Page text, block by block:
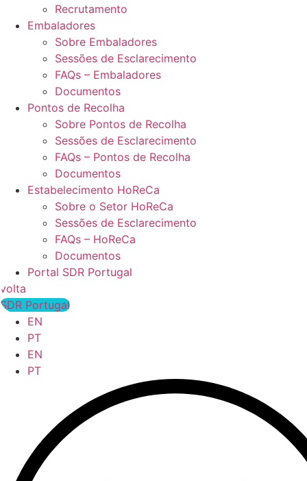
Recrutamento
Embaladores
Sobre Embaladores
Sessões de Esclarecimento
FAQs – Embaladores
Documentos
Pontos de Recolha
Sobre Pontos de Recolha
Sessões de Esclarecimento
FAQs – Pontos de Recolha
Documentos
Estabelecimento HoReCa
Sobre o Setor HoReCa
Sessões de Esclarecimento
FAQs – HoReCa
Documentos
Portal SDR Portugal
volta
SDR Portugal
EN
PT
EN
PT